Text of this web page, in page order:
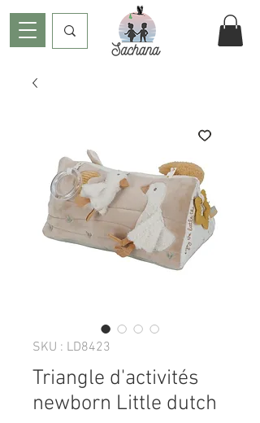
SKU : LD8423
Triangle d'activités
newborn Little dutch